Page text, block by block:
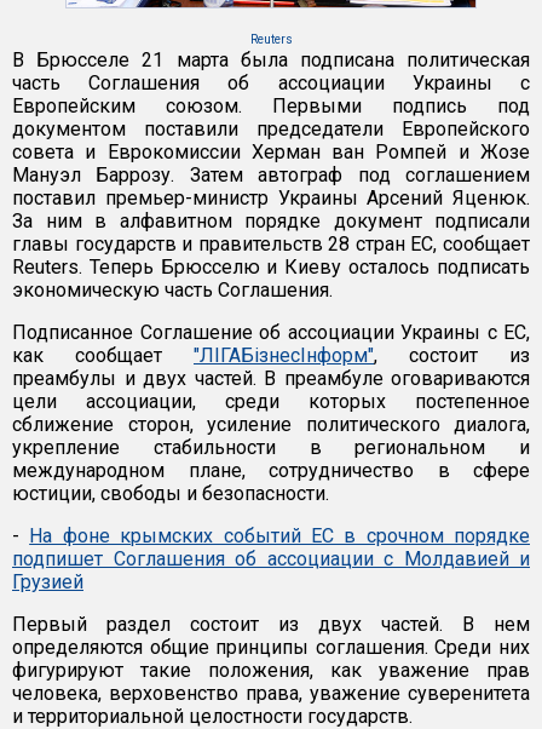
Reuters
В Брюсселе 21 марта была подписана политическая
часть Соглашения об ассоциации Украины с
Европейским союзом. Первыми подпись под
документом поставили председатели Европейского
совета и Еврокомиссии Херман ван Ромпей и Жозе
Мануэл Баррозу. Затем автограф под соглашением
поставил премьер-министр Украины Арсений Яценюк.
За ним в алфавитном порядке документ подписали
главы государств и правительств 28 стран ЕС, сообщает
Reuters. Теперь Брюсселю и Киеву осталось подписать
экономическую часть Соглашения.
Подписанное Соглашение об ассоциации Украины с ЕС,
как сообщает "ЛIГАБiзнесIнформ", состоит из
преамбулы и двух частей. В преамбуле оговариваются
цели ассоциации, среди которых постепенное
сближение сторон, усиление политического диалога,
укрепление стабильности в региональном и
международном плане, сотрудничество в сфере
юстиции, свободы и безопасности.
- На фоне крымских событий ЕС в срочном порядке
подпишет Соглашения об ассоциации с Молдавией и
Грузией
Первый раздел состоит из двух частей. В нем
определяются общие принципы соглашения. Среди них
фигурируют такие положения, как уважение прав
человека, верховенство права, уважение суверенитета
и территориальной целостности государств.